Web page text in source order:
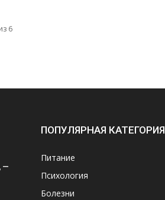
6
—
ПОПУЛЯРНАЯ КАТЕГОРИЯ
Питание
Психология
Болезни